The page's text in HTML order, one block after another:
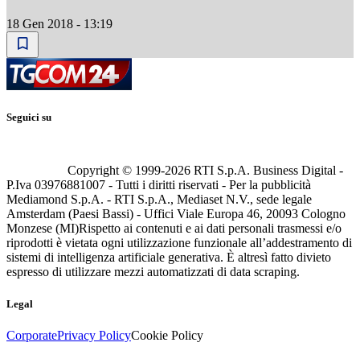
18 Gen 2018 - 13:19
Seguici su
Copyright © 1999-2026 RTI S.p.A. Business Digital -
P.Iva 03976881007 - Tutti i diritti riservati - Per la pubblicità
Mediamond S.p.A. - RTI S.p.A., Mediaset N.V., sede legale
Amsterdam (Paesi Bassi) - Uffici Viale Europa 46, 20093 Cologno
Monzese (MI)Rispetto ai contenuti e ai dati personali trasmessi e/o
riprodotti è vietata ogni utilizzazione funzionale all’addestramento di
sistemi di intelligenza artificiale generativa. È altresì fatto divieto
espresso di utilizzare mezzi automatizzati di data scraping.
Legal
CorporatePrivacy PolicyCookie Policy